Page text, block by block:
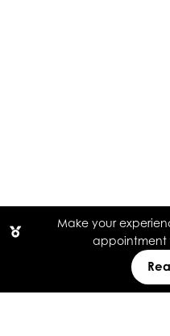
Make your
appointment